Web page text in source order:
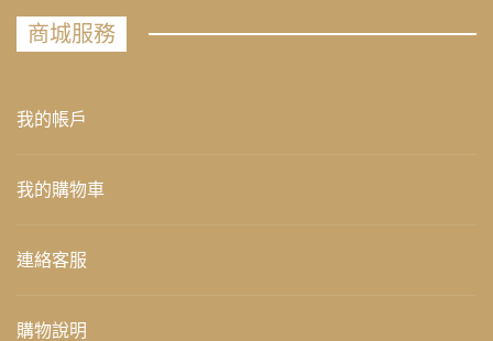
商城服務
我的帳戶
我的購物車
連絡客服
購物說明